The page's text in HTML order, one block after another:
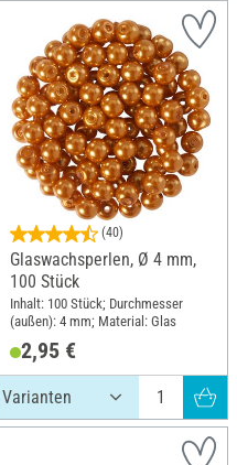
(40)
Glaswachsperlen, Ø 4 mm,
100 Stück
Inhalt: 100 Stück; Durchmesser
(außen): 4 mm; Material: Glas
2,95 €